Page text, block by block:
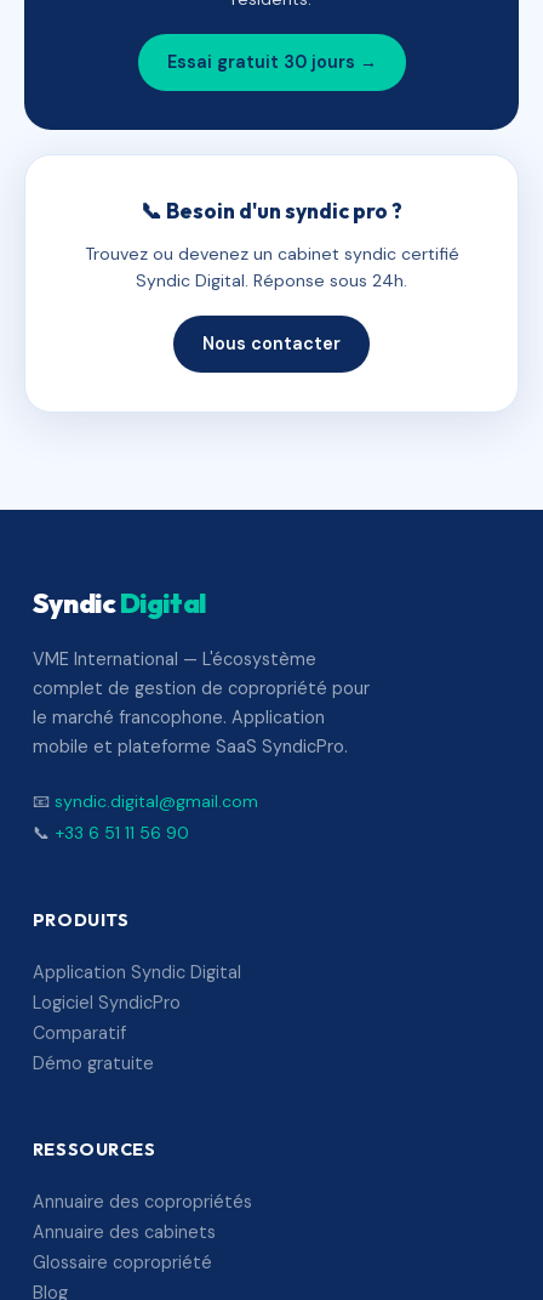
Essai gratuit 30 jours →
📞 Besoin d'un syndic pro ?
Trouvez ou devenez un cabinet syndic certifié
Syndic Digital. Réponse sous 24h.
Nous contacter
SyndicDigital
VME International — L'écosystème
complet de gestion de copropriété pour
le marché francophone. Application
mobile et plateforme SaaS SyndicPro.
📧 syndic.digital@gmail.com
📞 +33 6 51 11 56 90
PRODUITS
Application Syndic Digital
Logiciel SyndicPro
Comparatif
Démo gratuite
RESSOURCES
Annuaire des copropriétés
Annuaire des cabinets
Glossaire copropriété
Blog